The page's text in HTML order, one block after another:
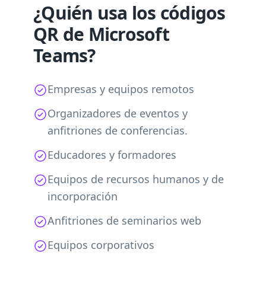
¿Quién usa los códigos
QR de Microsoft
Teams?
Empresas y equipos remotos
Organizadores de eventos y
anfitriones de conferencias.
Educadores y formadores
Equipos de recursos humanos y de
incorporación
Anfitriones de seminarios web
Equipos corporativos